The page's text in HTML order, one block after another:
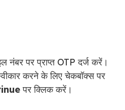
नंबर पर प्राप्त OTP दर्ज करें।
करने के लिए चेकबॉक्स पर
पर क्लिक करें।